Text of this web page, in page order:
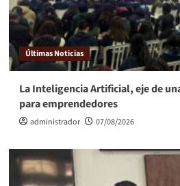
Últimas Noticias
La Inteligencia Artificial, eje de
para emprendedores
administrador 07/08/2026